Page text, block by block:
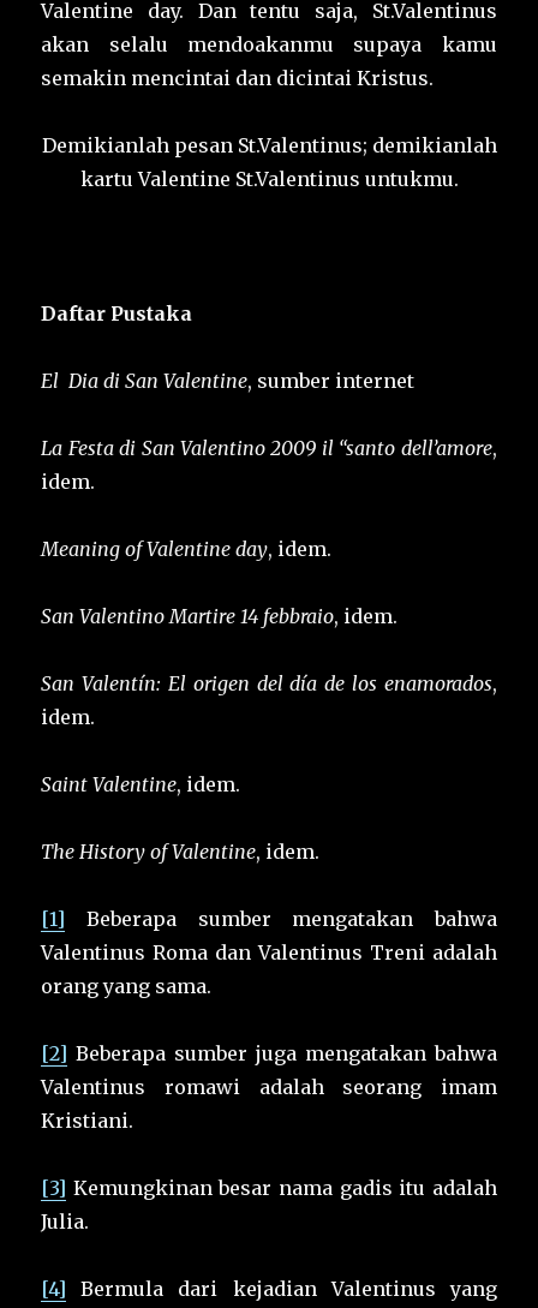
Valentine day. Dan tentu saja, St.Valentinus
akan selalu mendoakanmu supaya kamu
semakin mencintai dan dicintai Kristus.
Demikianlah pesan St.Valentinus; demikianlah
kartu Valentine St.Valentinus untukmu.
Daftar Pustaka
El Dia di San Valentine, sumber internet
La Festa di San Valentino 2009 il “santo dell’amore,
idem.
Meaning of Valentine day, idem.
San Valentino Martire 14 febbraio, idem.
San Valentín: El origen del día de los enamorados,
idem.
Saint Valentine, idem.
The History of Valentine, idem.
[1] Beberapa sumber mengatakan bahwa
Valentinus Roma dan Valentinus Treni adalah
orang yang sama.
[2] Beberapa sumber juga mengatakan bahwa
Valentinus romawi adalah seorang imam
Kristiani.
[3] Kemungkinan besar nama gadis itu adalah
Julia.
[4] Bermula dari kejadian Valentinus yang